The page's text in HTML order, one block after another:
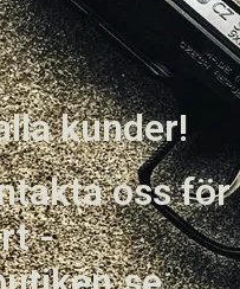
kunder!
oss för
-